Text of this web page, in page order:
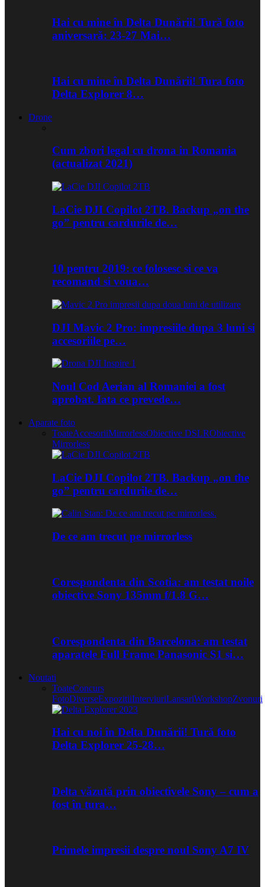
Hai cu mine în Delta Dunării! Tură foto
aniversară: 23-27 Mai…
Hai cu mine în Delta Dunării! Tura foto
Delta Explorer 8…
Drone
Cum zbori legal cu drona in Romania
(actualizat 2021)
LaCie DJI Copilot 2TB. Backup „on the
go” pentru cardurile de…
10 pentru 2019: ce folosesc si ce va
recomand si voua…
DJI Mavic 2 Pro: impresiile dupa 3 luni si
accesoriile pe…
Noul Cod Aerian al Romaniei a fost
aprobat. Iata ce prevede…
Aparate foto
ToateAccesoriiMirrorlessObiective DSLRObiective
Mirrorless
LaCie DJI Copilot 2TB. Backup „on the
go” pentru cardurile de…
De ce am trecut pe mirrorless
Corespondenta din Scotia: am testat noile
obiective Sony 135mm f/1.8 G…
Corespondenta din Barcelona: am testat
aparatele Full Frame Panasonic S1 si…
Noutati
ToateConcurs
FotoDiverseExpozitiiInterviuriLansariWorkshopZvonuri
Hai cu noi în Delta Dunării! Tură foto
Delta Explorer 25-28…
Delta văzută prin obiectivele Sony – cum a
fost în tura…
Primele impresii despre noul Sony A7 IV